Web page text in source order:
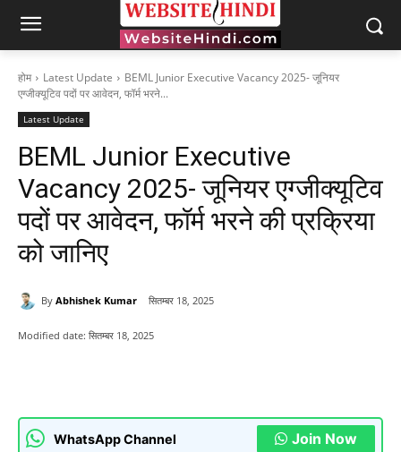
होम Latest Update
BEML Junior Executive Vacancy 2025- जूनियर
एग्जीक्यूटिव पदों पर आवेदन, फॉर्म भरने...
Latest Update
BEML Junior Executive
Vacancy 2025- जूनियर एग्जीक्यूटिव
पदों पर आवेदन, फॉर्म भरने की प्रक्रिया
को जानिए
By Abhishek Kumar सितम्बर 18, 2025
Modified date: सितम्बर 18, 2025
WhatsApp Channel Join Now